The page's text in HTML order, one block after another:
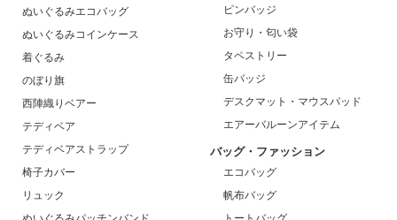
ぬいぐるみエコバッグ
ぬいぐるみコインケース
着ぐるみ
のぼり旗
西陣織りベアー
テディベア
テディベアストラップ
椅子カバー
リュック
ピンバッジ
お守り・匂い袋
タペストリー
缶バッジ
デスクマット・マウスパッド
エアーバルーンアイテム
バッグ・ファッション
エコバッグ
帆布バッグ